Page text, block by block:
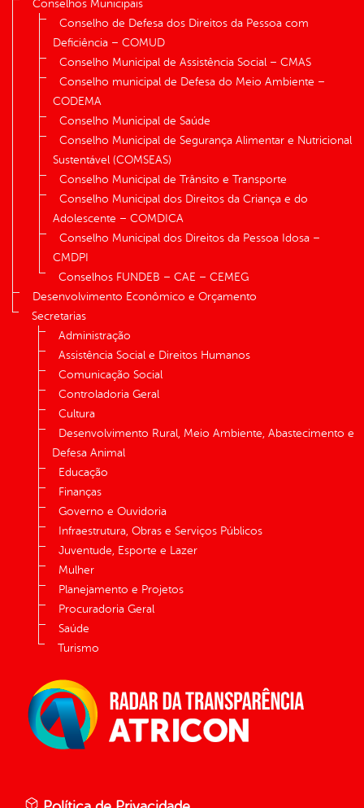
Conselhos Municipais
Conselho de Defesa dos Direitos da Pessoa com
Deficiência – COMUD
Conselho Municipal de Assistência Social – CMAS
Conselho municipal de Defesa do Meio Ambiente –
CODEMA
Conselho Municipal de Saúde
Conselho Municipal de Segurança Alimentar e Nutricional
Sustentável (COMSEAS)
Conselho Municipal de Trânsito e Transporte
Conselho Municipal dos Direitos da Criança e do
Adolescente – COMDICA
Conselho Municipal dos Direitos da Pessoa Idosa –
CMDPI
Conselhos FUNDEB – CAE – CEMEG
Desenvolvimento Econômico e Orçamento
Secretarias
Administração
Assistência Social e Direitos Humanos
Comunicação Social
Controladoria Geral
Cultura
Desenvolvimento Rural, Meio Ambiente, Abastecimento e
Defesa Animal
Educação
Finanças
Governo e Ouvidoria
Infraestrutura, Obras e Serviços Públicos
Juventude, Esporte e Lazer
Mulher
Planejamento e Projetos
Procuradoria Geral
Saúde
Turismo